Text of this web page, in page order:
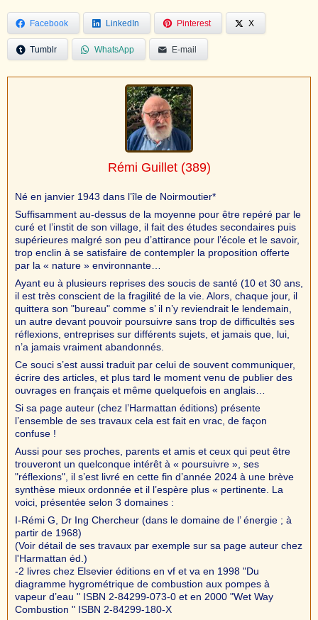
Facebook LinkedIn Pinterest X
Tumblr WhatsApp E-mail
Rémi Guillet(389)
Né en janvier 1943 dans l’île de Noirmoutier*
Suffisamment au-dessus de la moyenne pour être repéré par le
curé et l’instit de son village, il fait des études secondaires puis
supérieures malgré son peu d’attirance pour l’école et le savoir,
trop enclin à se satisfaire de contempler la proposition offerte
par la « nature » environnante…
Ayant eu à plusieurs reprises des soucis de santé (10 et 30 ans,
il est très conscient de la fragilité de la vie. Alors, chaque jour, il
quittera son "bureau" comme s’ il n’y reviendrait le lendemain,
un autre devant pouvoir poursuivre sans trop de difficultés ses
réflexions, entreprises sur différents sujets, et jamais que, lui,
n’a jamais vraiment abandonnés.
Ce souci s’est aussi traduit par celui de souvent communiquer,
écrire des articles, et plus tard le moment venu de publier des
ouvrages en français et même quelquefois en anglais…
Si sa page auteur (chez l’Harmattan éditions) présente
l’ensemble de ses travaux cela est fait en vrac, de façon
confuse !
Aussi pour ses proches, parents et amis et ceux qui peut être
trouveront un quelconque intérêt à « poursuivre », ses
"réflexions", il s’est livré en cette fin d’année 2024 à une brève
synthèse mieux ordonnée et il l’espère plus « pertinente. La
voici, présentée selon 3 domaines :
I-Rémi G, Dr Ing Chercheur (dans le domaine de l’ énergie ; à
partir de 1968)
(Voir détail de ses travaux par exemple sur sa page auteur chez
l'Harmattan éd.)
-2 livres chez Elsevier éditions en vf et va en 1998 "Du
diagramme hygrométrique de combustion aux pompes à
vapeur d’eau " ISBN 2-84299-073-0 et en 2000 "Wet Way
Combustion " ISBN 2-84299-180-X